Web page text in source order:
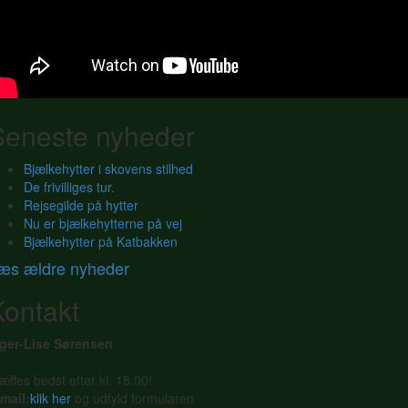
nyheder
Bjælkehytter i skovens stilhed
De frivilliges tur.
Rejsegilde på hytter
Nu er bjælkehytterne på vej
Bjælkehytter på Katbakken
ældre nyheder
Lise Sørensen
bedst efter kl. 18.00!
klik her og udfyld formularen